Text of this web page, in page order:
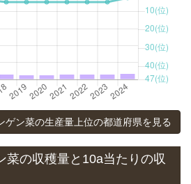
ゲン菜の生産量上位の都道府県を見る
菜の収穫量と10a当たりの収